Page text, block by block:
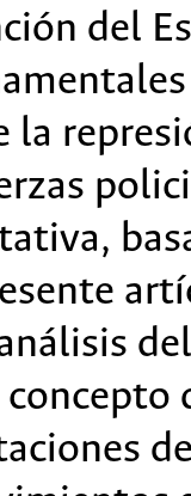
del
la